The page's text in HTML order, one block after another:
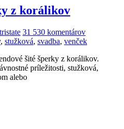
z korálikov
tristate 31 530 komentárov
, stužková, svadba, venček
šité šperky z korálikov.
príležitosti, stužková,
alebo